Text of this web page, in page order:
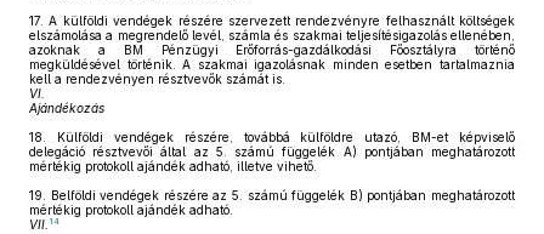
17. A külföldi vendégek részére szervezett rendezvényre felhasznált költségek
elszámolása a megrendelő levél, számla és szakmai teljesítésigazolás ellenében,
azoknak a BM Pénzügyi Erőforrás-gazdálkodási Főosztályra történő
megküldésével történik. A szakmai igazolásnak minden esetben tartalmaznia
kell a rendezvényen résztvevők számát is.
VI.
Ajándékozás
18.
Külföldi vendégek részére, továbbá külföldre utazó, BM-et képviselő
delegáció résztvevői által az 5. számú függelék A) pontjában meghatározott
mértékig protokoll ajándék adható, illetve vihető.
19.
Belföldi vendégek részére az 5. számú függelék B) pontjában meghatározott
mértékig protokoll ajándék adható.
VII. 14